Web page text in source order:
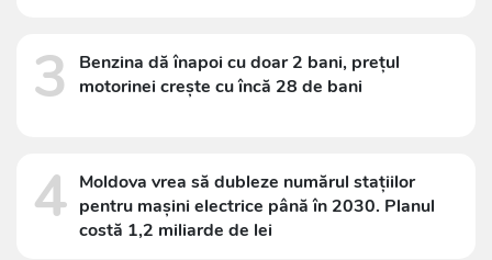
3
Benzina dă înapoi cu doar 2 bani, prețul
motorinei crește cu încă 28 de bani
4 Moldova vrea să dubleze numărul stațiilor
pentru mașini electrice până în 2030. Planul
costă 1,2 miliarde de lei